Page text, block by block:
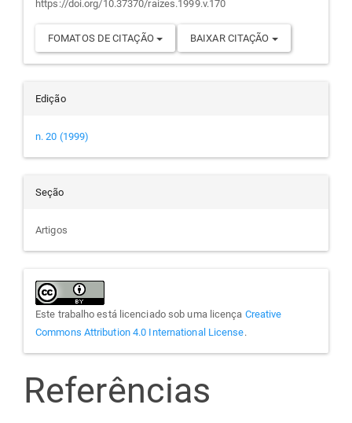
https://doi.org/10.37370/raizes.1999.v.170
FOMATOS DE CITAÇÃO BAIXAR CITAÇÃO
Edição
n. 20 (1999)
Seção
Artigos
Este trabalho está licenciado sob uma licença Creative
Commons Attribution 4.0 International License.
Referências